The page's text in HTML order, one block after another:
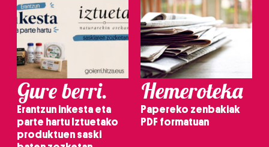
Gure berri.
Erantzun inkesta eta
parte hartu Iztuetako
produktuen saski
Hemeroteka
Papereko zenbakiak
PDF formatuan